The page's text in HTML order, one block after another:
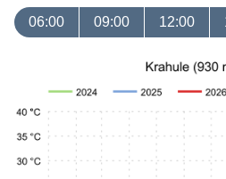
06:00 09:00 12:00